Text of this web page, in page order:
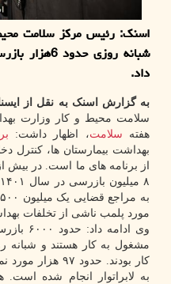
اسنک: رئیس مرکز سلامت
شبانه روزی
داد.
به گزارش اسنک به نقل از
سلامت محیط و کار وزارت
هفته سلامت، اظهار داشت:
بهداشت بیمارستان ها، کنترل
مورد پلمب ناشی از تخلفات
وی
مشغول به کار هستند و شبانه
کار بودند. حدود
به لابراتوار انجام شده